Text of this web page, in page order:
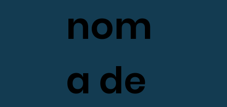
nom
a de